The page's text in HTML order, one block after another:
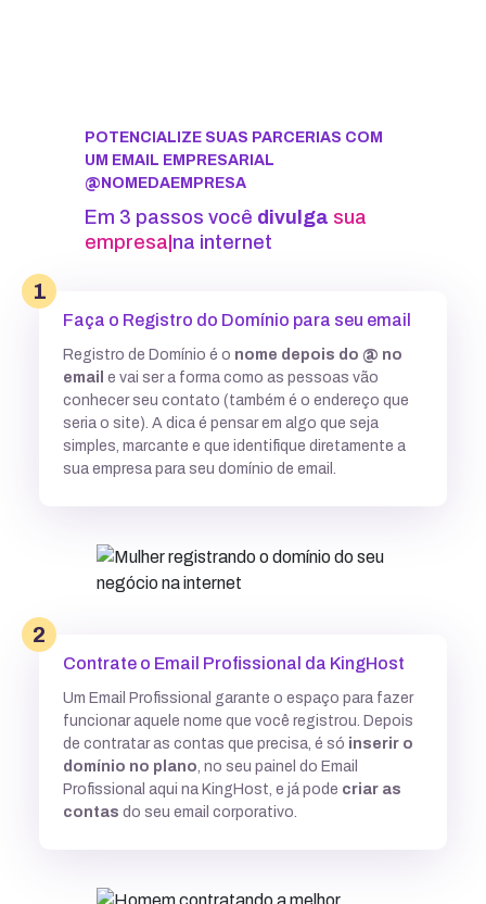
POTENCIALIZE SUAS PARCERIAS COM
UM EMAIL EMPRESARIAL
@NOMEDAEMPRESA
Em 3 passos você divulga sua
ma|na internet
1
Faça o Registro do Domínio para seu email
Registro de Domínio é o nome depois do @ no
email e vai ser a forma como as pessoas vão
conhecer seu contato (também é o endereço que
seria o site). A dica é pensar em algo que seja
simples, marcante e que identifique diretamente a
sua empresa para seu domínio de email.
2
Contrate o Email Profissional da KingHost
Um Email Profissional garante o espaço para fazer
funcionar aquele nome que você registrou. Depois
de contratar as contas que precisa, é só inserir o
domínio no plano , no seu painel do Email
Profissional aqui na KingHost, e já pode criar as
contas do seu email corporativo.